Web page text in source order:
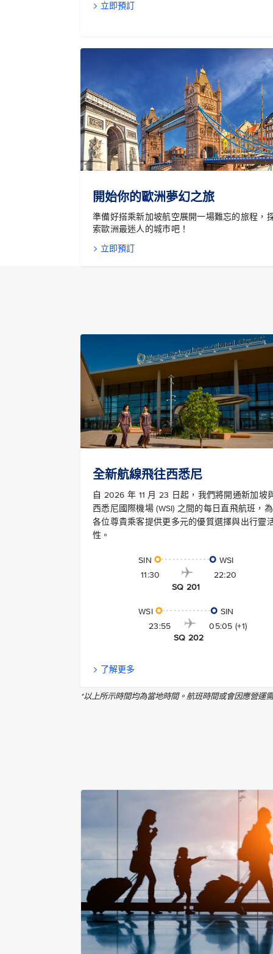
立即預訂
開始你的歐洲夢幻之旅
準備好搭乘新加坡航空展開一場難忘的旅程，
索歐洲最迷人的城市吧！
立即預訂
全新航線飛往西悉尼
自 2026 年 11 月 23 日起，我們將開通新加坡
西悉尼國際機場 (WSI) 之間的每日直飛航班，為
各位尊貴乘客提供更多元的優質選擇與出行靈
性。
SIN
WSI
11:30
22:20
SQ 201
WSI
SIN
23:55
05:05 (+1)
SQ 202
了解更多
*以上所示時間均為當地時間。航班時間或會因應營運